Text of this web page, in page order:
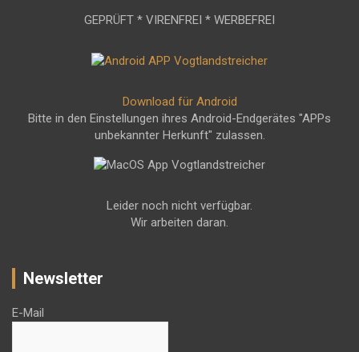
GEPRÜFT * VIRENFREI * WERBEFREI
Download für Android
Bitte in den Einstellungen ihres Android-Endgerätes "APPs
unbekannter Herkunft" zulassen.
Leider noch nicht verfügbar.
Wir arbeiten daran.
Newsletter
E-Mail